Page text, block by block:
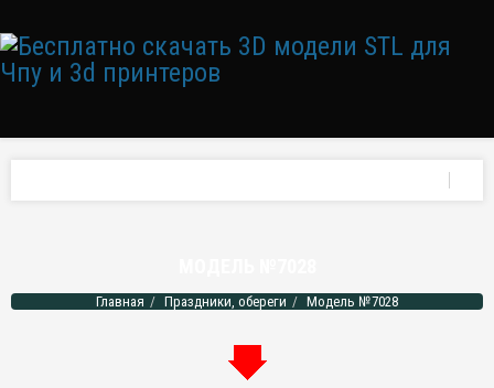
Главная Праздники, обереги Модель №7028